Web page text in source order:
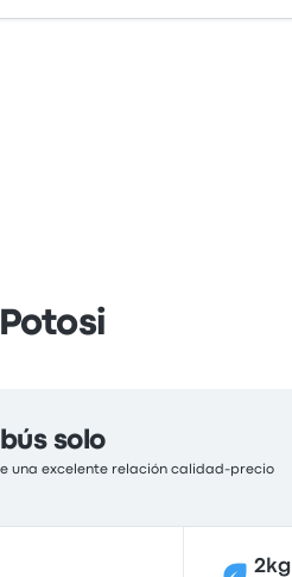
solo
una excelente relación calidad-precio
2kg